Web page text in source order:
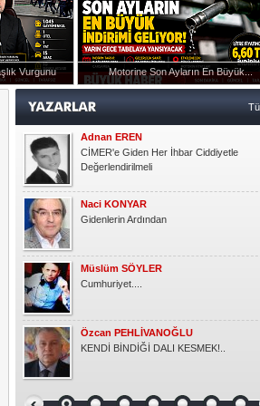
Vurgunu Motorine Son Ayların En Büyük...
Müslüm SÖYLER
Cumhuriyet....
Özcan PEHLİVANOĞLU
Okşan Yücel
Ruh Eşinden
Semra KAYGUN
Gönlüm
Gündoğdu YILDIRIM
HER ÇOCUK ÖZELDİR!
Kasım KOÇAK
YARIM ELMA